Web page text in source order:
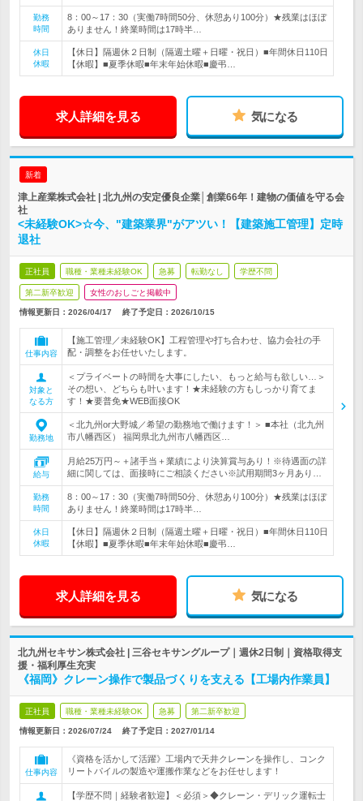
勤務
時間
8：00～17：30（実働7時間50分、休憩あり100分）★残業はほぼ
ありません！終業時間は17時半…
休日
休暇
【休日】隔週休２日制（隔週土曜＋日曜・祝日）■年間休日110日
【休暇】■夏季休暇■年末年始休暇■慶弔…
求人詳細を見る 気になる
新着
津上産業株式会社 | 北九州の安定優良企業│創業66年！建物の価値を守る会
社
<未経験OK>☆今、"建築業界"がアツい！【建築施工管理】定時
退社
正社員 職種・業種未経験OK 急募 転勤なし 学歴不問
第二新卒歓迎 女性のおしごと掲載中
情報更新日：2026/04/17 終了予定日： 2026/10/15
仕事内容
【施工管理／未経験OK】工程管理や打ち合わせ、協力会社の手
配・調整をお任せいたします。
対象と
なる方
＜プライベートの時間を大事にしたい、もっと給与も欲しい…＞
その想い、どちらも叶います！★未経験の方もしっかり育てま
す！★要普免★WEB面接OK
勤務地
＜北九州or大野城／希望の勤務地で働けます！＞ ■本社（北九州
市八幡西区） 福岡県北九州市八幡西区…
給与
月給25万円～＋諸手当＋業績により決算賞与あり！※待遇面の詳
細に関しては、面接時にご相談ください※試用期間3ヶ月あり…
勤務
時間
8：00～17：30（実働7時間50分、休憩あり100分）★残業はほぼ
ありません！終業時間は17時半…
休日
休暇
【休日】隔週休２日制（隔週土曜＋日曜・祝日）■年間休日110日
【休暇】■夏季休暇■年末年始休暇■慶弔…
求人詳細を見る 気になる
北九州セキサン株式会社 | 三谷セキサングループ｜週休2日制｜資格取得支
援・福利厚生充実
《福岡》クレーン操作で製品づくりを支える【工場内作業員】
正社員 職種・業種未経験OK 急募 第二新卒歓迎
情報更新日：2026/07/24 終了予定日： 2027/01/14
仕事内容
《資格を活かして活躍》工場内で天井クレーンを操作し、コンク
リートパイルの製造や運搬作業などをお任せします！
【学歴不問｜経験者歓迎】＜必須＞◆クレーン・デリック運転士